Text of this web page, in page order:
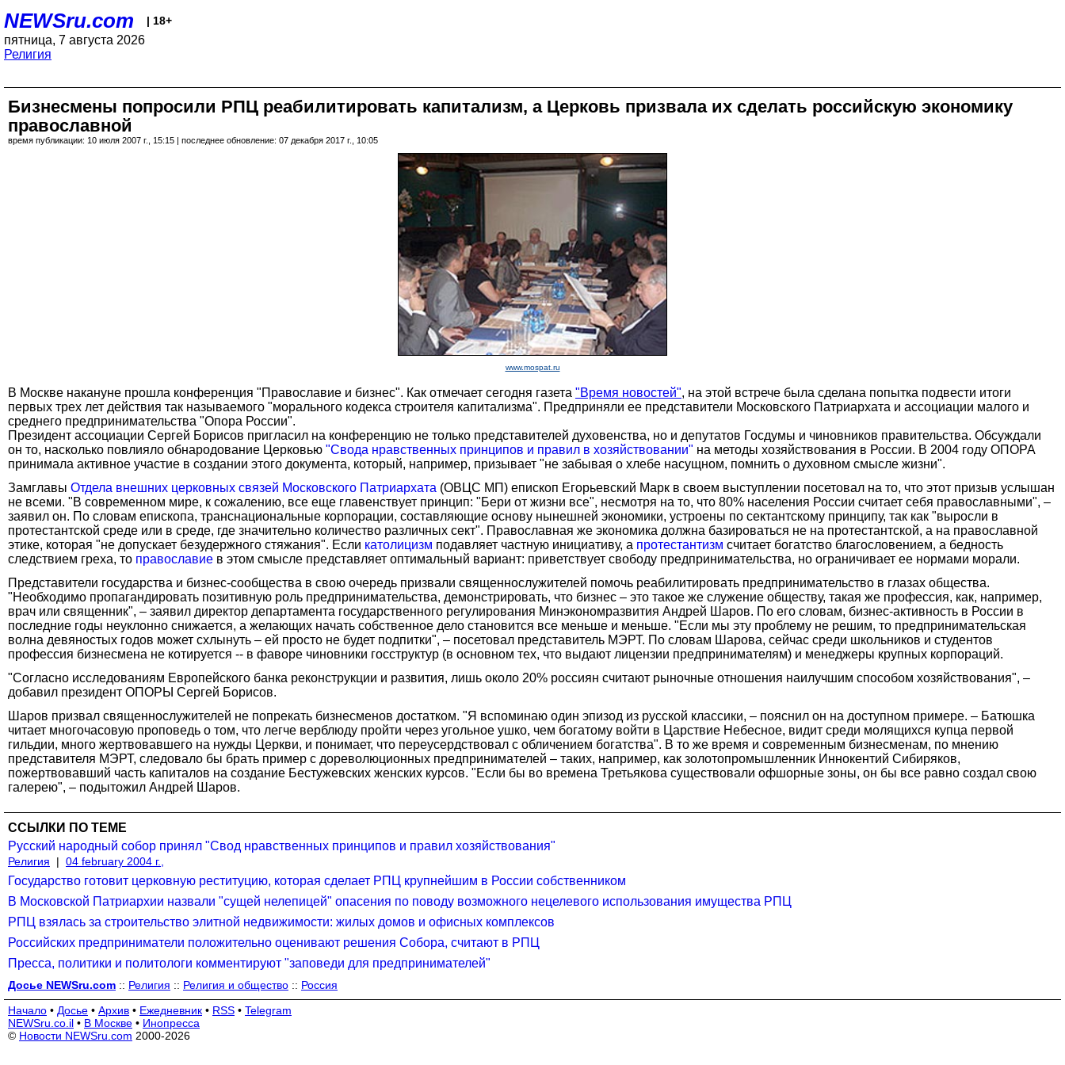
NEWSru.com | 18+
пятница, 7 августа 2026
Религия
Бизнесмены попросили РПЦ реабилитировать капитализм, а Церковь призвала их сделать российскую экономику
православной
время публикации: 10 июля 2007 г., 15:15 | последнее обновление: 07 декабря 2017 г., 10:05
www.mospat.ru
В Москве накануне прошла конференция "Православие и бизнес". Как отмечает сегодня газета "Время новостей", на этой встрече была сделана попытка подвести итоги
первых трех лет действия так называемого "морального кодекса строителя капитализма". Предприняли ее представители Московского Патриархата и ассоциации малого и
среднего предпринимательства "Опора России".
Президент ассоциации Сергей Борисов пригласил на конференцию не только представителей духовенства, но и депутатов Госдумы и чиновников правительства. Обсуждали
он то, насколько повлияло обнародование Церковью "Свода нравственных принципов и правил в хозяйствовании" на методы хозяйствования в России. В 2004 году ОПОРА
принимала активное участие в создании этого документа, который, например, призывает "не забывая о хлебе насущном, помнить о духовном смысле жизни".
Замглавы Отдела внешних церковных связей Московского Патриархата (ОВЦС МП) епископ Егорьевский Марк в своем выступлении посетовал на то, что этот призыв услышан
не всеми. "В современном мире, к сожалению, все еще главенствует принцип: "Бери от жизни все", несмотря на то, что 80% населения России считает себя православными", –
заявил он. По словам епископа, транснациональные корпорации, составляющие основу нынешней экономики, устроены по сектантскому принципу, так как "выросли в
протестантской среде или в среде, где значительно количество различных сект". Православная же экономика должна базироваться не на протестантской, а на православной
этике, которая "не допускает безудержного стяжания". Если католицизм подавляет частную инициативу, а протестантизм считает богатство благословением, а бедность
следствием греха, то православие в этом смысле представляет оптимальный вариант: приветствует свободу предпринимательства, но ограничивает ее нормами морали.
Представители государства и бизнес-сообщества в свою очередь призвали священнослужителей помочь реабилитировать предпринимательство в глазах общества.
"Необходимо пропагандировать позитивную роль предпринимательства, демонстрировать, что бизнес – это такое же служение обществу, такая же профессия, как, например,
врач или священник", – заявил директор департамента государственного регулирования Минэкономразвития Андрей Шаров. По его словам, бизнес-активность в России в
последние годы неуклонно снижается, а желающих начать собственное дело становится все меньше и меньше. "Если мы эту проблему не решим, то предпринимательская
волна девяностых годов может схлынуть – ей просто не будет подпитки", – посетовал представитель МЭРТ. По словам Шарова, сейчас среди школьников и студентов
профессия бизнесмена не котируется -- в фаворе чиновники госструктур (в основном тех, что выдают лицензии предпринимателям) и менеджеры крупных корпораций.
"Согласно исследованиям Европейского банка реконструкции и развития, лишь около 20% россиян считают рыночные отношения наилучшим способом хозяйствования", –
добавил президент ОПОРЫ Сергей Борисов.
Шаров призвал священнослужителей не попрекать бизнесменов достатком. "Я вспоминаю один эпизод из русской классики, – пояснил он на доступном примере. – Батюшка
читает многочасовую проповедь о том, что легче верблюду пройти через угольное ушко, чем богатому войти в Царствие Небесное, видит среди молящихся купца первой
гильдии, много жертвовавшего на нужды Церкви, и понимает, что переусердствовал с обличением богатства". В то же время и современным бизнесменам, по мнению
представителя МЭРТ, следовало бы брать пример с дореволюционных предпринимателей – таких, например, как золотопромышленник Иннокентий Сибиряков,
пожертвовавший часть капиталов на создание Бестужевских женских курсов. "Если бы во времена Третьякова существовали офшорные зоны, он бы все равно создал свою
галерею", – подытожил Андрей Шаров.
ССЫЛКИ ПО ТЕМЕ
Русский народный собор принял "Свод нравственных принципов и правил хозяйствования"
Религия | 04 february 2004 г.,
Государство готовит церковную реституцию, которая сделает РПЦ крупнейшим в России собственником
В Московской Патриархии назвали "сущей нелепицей" опасения по поводу возможного нецелевого использования имущества РПЦ
РПЦ взялась за строительство элитной недвижимости: жилых домов и офисных комплексов
Российских предприниматели положительно оценивают решения Собора, считают в РПЦ
Пресса, политики и политологи комментируют "заповеди для предпринимателей"
Досье NEWSru.com :: Религия :: Религия и общество :: Россия
Начало • Досье • Архив • Ежедневник • RSS • Telegram
NEWSru.co.il • В Москве • Инопресса
© Новости NEWSru.com 2000-2026